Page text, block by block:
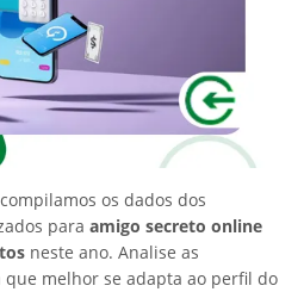
os dados dos
para amigo secreto online
neste ano. Analise as
que melhor se adapta ao perfil do